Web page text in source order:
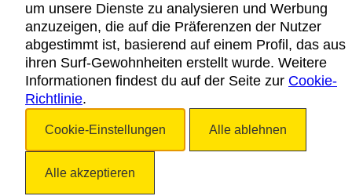
um unsere Dienste zu analysieren und Werbung
anzuzeigen, die auf die Präferenzen der Nutzer
abgestimmt ist, basierend auf einem Profil, das aus
ihren Surf-Gewohnheiten erstellt wurde. Weitere
Informationen findest du auf der Seite zur Cookie-
Richtlinie.
Cookie-Einstellungen Alle ablehnen
Alle akzeptieren